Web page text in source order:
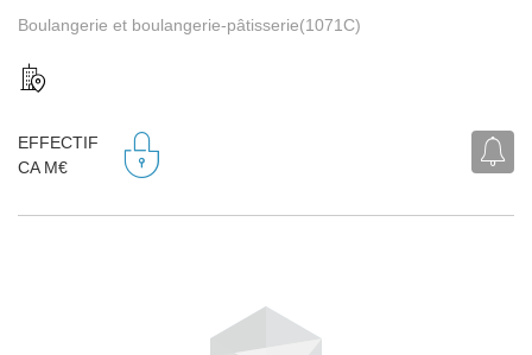
Boulangerie et boulangerie-pâtisserie(1071C)
EFFECTIF
CA M€